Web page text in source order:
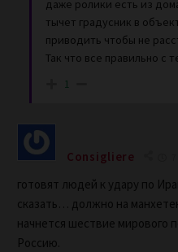
даже ролики есть из
тычет градусник в
приводить чтобы не
Так что все правильно с
1
Consigliere
готовят людей к удару по
сказать… должно на
начнется шествие мирового
Россию.